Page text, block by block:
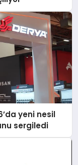
yeni nesil
sergiledi